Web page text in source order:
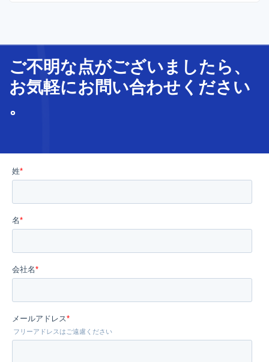
ご不明な点がございましたら、
お気軽にお問い合わせ ください
。